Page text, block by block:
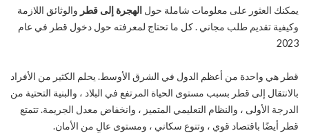
يمكنك العثور على معلومات شاملة حول الهجرة إلى قطر والوثائق اللازمة
وكيفية تقديم طلب مجاني . كل ما تحتاج لمعرفته حول دخول قطر في عام
2023
قطر هي واحدة من أعظم الدول في الشرق الأوسط. يحلم الكثير من الأفراد
بالانتقال إلى قطر بسبب مستوى الحياة المرتفع في البلاد ، والبنية التحتية من
الدرجة الأولى ، والنظام التعليمي المتميز ، وانخفاض معدل الجريمة. تتمتع
قطر أيضًا باقتصاد قوي ، وتنوع سكاني ، ومستوى عالٍ من الأمان.